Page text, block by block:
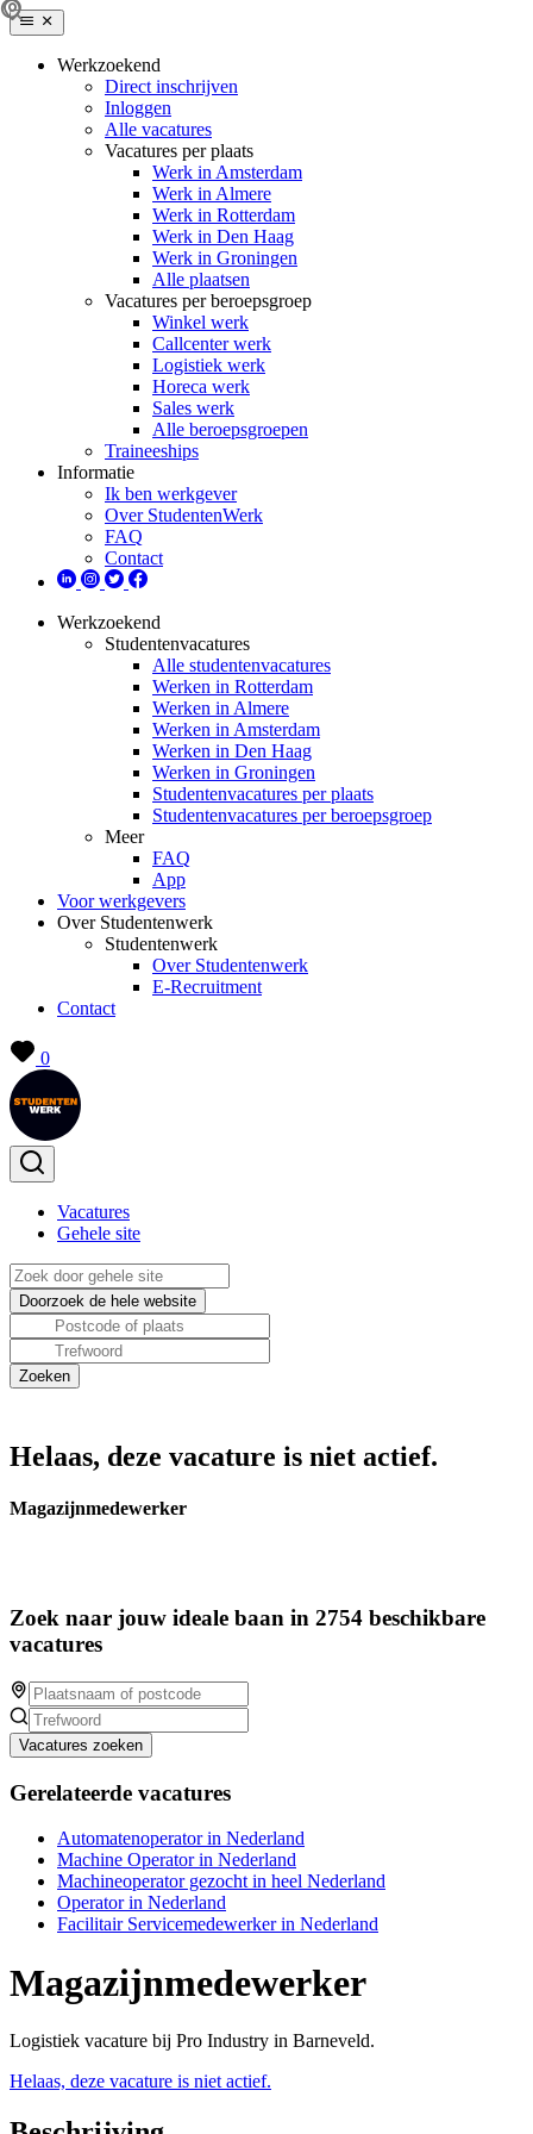
Werkzoekend
Direct inschrijven
Inloggen
Alle vacatures
Vacatures per plaats
Werk in Amsterdam
Werk in Almere
Werk in Rotterdam
Werk in Den Haag
Werk in Groningen
Alle plaatsen
Vacatures per beroepsgroep
Winkel werk
Callcenter werk
Logistiek werk
Horeca werk
Sales werk
Alle beroepsgroepen
Traineeships
Informatie
Ik ben werkgever
Over StudentenWerk
FAQ
Contact
Werkzoekend
Studentenvacatures
Alle studentenvacatures
Werken in Rotterdam
Werken in Almere
Werken in Amsterdam
Werken in Den Haag
Werken in Groningen
Studentenvacatures per plaats
Studentenvacatures per beroepsgroep
Meer
FAQ
App
Voor werkgevers
Over Studentenwerk
Studentenwerk
Over Studentenwerk
E-Recruitment
Contact
0
Vacatures
Gehele site
Helaas, deze vacature is niet actief.
Magazijnmedewerker
Zoek naar jouw ideale baan in 2754 beschikbare
vacatures
Vacatures zoeken
Gerelateerde vacatures
Automatenoperator in Nederland
Machine Operator in Nederland
Machineoperator gezocht in heel Nederland
Operator in Nederland
Facilitair Servicemedewerker in Nederland
Magazijnmedewerker
Logistiek vacature bij Pro Industry in Barneveld.
Helaas, deze vacature is niet actief.